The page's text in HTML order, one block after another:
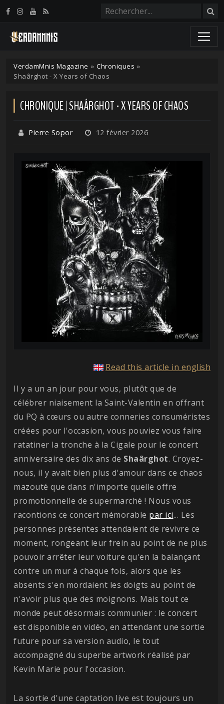
VerdamMnis Magazine » Chroniques »
Shaârghot - X Years of Chaos
CHRONIQUE | SHAÂRGHOT - X YEARS OF CHAOS
Pierre Sopor 12 février 2026
Read this article in english
Il y a un an jour pour vous, plutôt que de
célébrer niaisement la Saint-Valentin en offrant
du PQ à cœurs ou autre conneries consuméristes
créées pour l'occasion, vous pouviez vous faire
ratatiner la tronche à la Cigale pour le concert
anniversaire des dix ans de Shaârghot. Croyez-
nous, il y avait bien plus d'amour dans ce chaos
mazouté que dans n'importe quelle offre
promotionnelle de supermarché ! Nous vous
racontions ce concert mémorable par ici... Les
personnes présentes attendaient de revivre ce
moment, rongeant leur frein au point de ne plus
pouvoir arrêter leur voiture qu'en la balançant
contre un mur à chaque fois, alors que les
absents s'en mordaient les doigts au point de
n'avoir plus que des moignons. Mais tout ce
monde peut désormais communier : le concert
est disponible en vidéo, en attendant une sortie
future pour sa version audio, le tout
accompagné du superbe artwork réalisé par
Kevin Marie pour l'occasion.
La sortie d'une captation live est toujours un
Panneau de gestion des cookies